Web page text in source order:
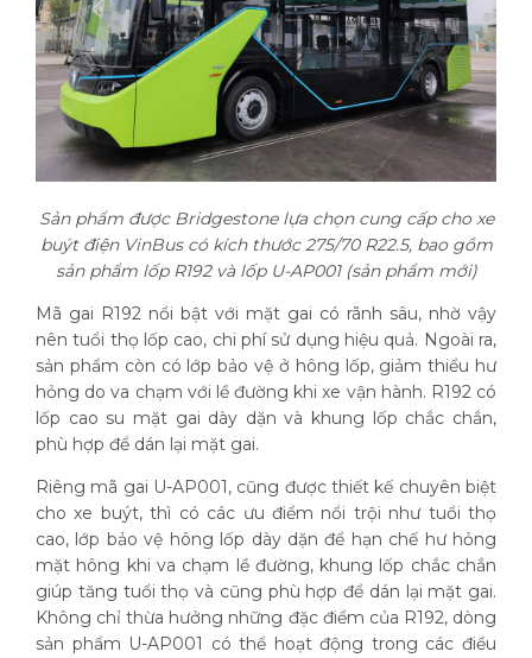
Sản phẩm được Bridgestone lựa chọn cung cấp cho xe
buýt điện VinBus có kích thước 275/70 R22.5, bao gồm
sản phẩm lốp R192 và lốp U-AP001 (sản phẩm mới)
Mã gai R192 nổi bật với mặt gai có rãnh sâu, nhờ vậy
nên tuổi thọ lốp cao, chi phí sử dụng hiệu quả. Ngoài ra,
sản phẩm còn có lớp bảo vệ ở hông lốp, giảm thiểu hư
hỏng do va chạm với lề đường khi xe vận hành. R192 có
lốp cao su mặt gai dày dặn và khung lốp chắc chắn,
phù hợp để dán lại mặt gai.
Riêng mã gai U-AP001, cũng được thiết kế chuyên biệt
cho xe buýt, thì có các ưu điểm nổi trội như tuổi thọ
cao, lớp bảo vệ hông lốp dày dặn để hạn chế hư hỏng
mặt hông khi va chạm lề đường, khung lốp chắc chắn
giúp tăng tuổi thọ và cũng phù hợp để dán lại mặt gai.
Không chỉ thừa hưởng những đặc điểm của R192, dòng
sản phẩm U-AP001 có thể hoạt động trong các điều